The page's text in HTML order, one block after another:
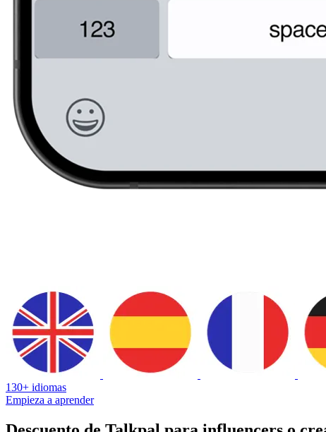
130+ idiomas
Empieza a aprender